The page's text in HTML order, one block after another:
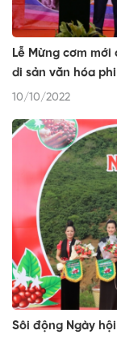
Lễ Mừng cơm
di sản văn hóa
10/10/2022
Sôi động Ngày